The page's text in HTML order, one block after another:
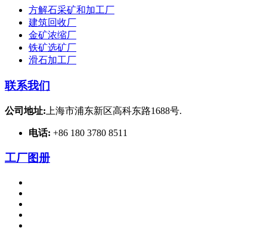
方解石采矿和加工厂
建筑回收厂
金矿浓缩厂
铁矿选矿厂
滑石加工厂
联系我们
公司地址: 上海市浦东新区高科东路1688号.
电话: +86 180 3780 8511
工厂图册